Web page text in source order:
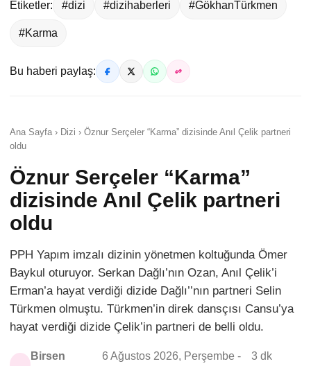
Etiketler: #dizi #dizihaberleri #GökhanTürkmen
#Karma
Bu haberi paylaş:
Ana Sayfa › Dizi › Öznur Serçeler “Karma” dizisinde Anıl Çelik partneri
oldu
Öznur Serçeler “Karma”
dizisinde Anıl Çelik partneri
oldu
PPH Yapım imzalı dizinin yönetmen koltuğunda Ömer
Baykul oturuyor. Serkan Dağlı’nın Ozan, Anıl Çelik’i
Erman’a hayat verdiği dizide Dağlı’’nın partneri Selin
Türkmen olmuştu. Türkmen’in direk dansçısı Cansu’ya
hayat verdiği dizide Çelik’in partneri de belli oldu.
Birsen
6 Ağustos 2026, Perşembe -
3 dk